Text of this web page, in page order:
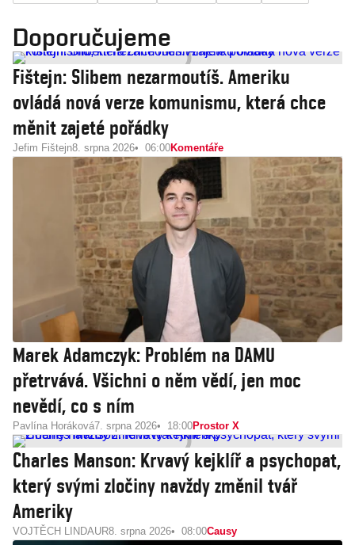
Doporučujeme
Fištejn: Slibem nezarmoutíš. Ameriku
ovládá nová verze komunismu, která chce
měnit zajeté pořádky
Jefim Fištejn8. srpna 2026 06:00Komentáře
Marek Adamczyk: Problém na DAMU
přetrvává. Všichni o něm vědí, jen moc
nevědí, co s ním
Pavlína Horáková7. srpna 2026 18:00Prostor X
Charles Manson: Krvavý kejklíř a psychopat,
který svými zločiny navždy změnil tvář
Ameriky
VOJTĚCH LINDAUR8. srpna 2026 08:00Causy